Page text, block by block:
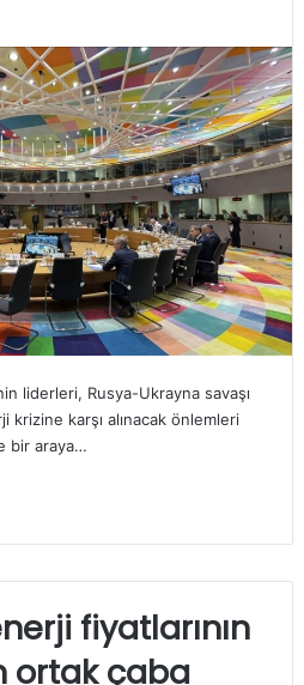
liderleri, Rusya-Ukrayna savaşı
krizine karşı alınacak önlemleri
bir araya…
fiyatlarının
ortak çaba